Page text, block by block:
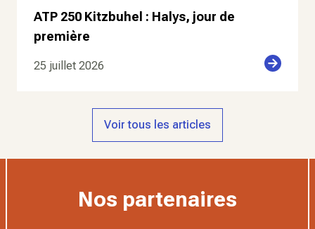
ATP 250 Kitzbuhel : Halys, jour de
première
25 juillet 2026
Voir tous les articles
Nos partenaires